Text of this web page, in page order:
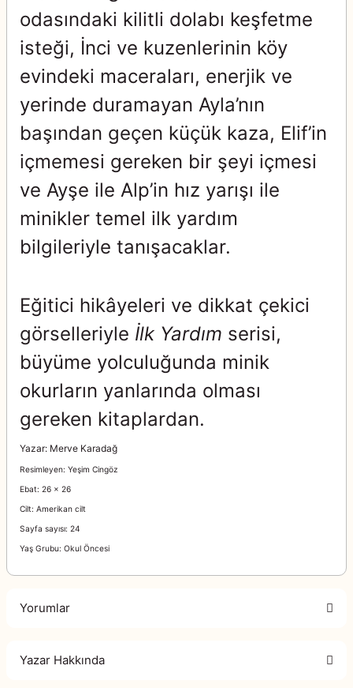
odasındaki kilitli dolabı keşfetme
isteği, İnci ve kuzenlerinin köy
evindeki maceraları, enerjik ve
yerinde duramayan Ayla’nın
başından geçen küçük kaza, Elif’in
içmemesi gereken bir şeyi içmesi
ve Ayşe ile Alp’in hız yarışı ile
minikler temel ilk yardım
bilgileriyle tanışacaklar.
Eğitici hikâyeleri ve dikkat çekici
görselleriyle İlk Yardım serisi,
büyüme yolculuğunda minik
okurların yanlarında olması
gereken kitaplardan.
Yazar: Merve Karadağ
Resimleyen: Yeşim Cingöz
Ebat: 26 x 26
Cilt: Amerikan cilt
Sayfa sayısı: 24
Yaş Grubu: Okul Öncesi
Yorumlar
Yazar Hakkında